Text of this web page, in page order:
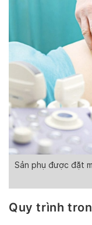
Sản phụ được đặt
Quy trình